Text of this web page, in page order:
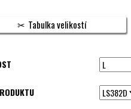
Tabulka velikostí